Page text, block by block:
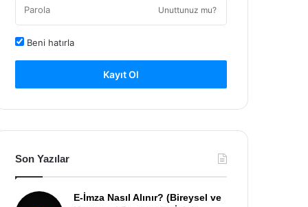
Unuttunuz mu?
Beni hatırla
Kayıt Ol
Son Yazılar
E-İmza Nasıl Alınır? (Bireysel ve